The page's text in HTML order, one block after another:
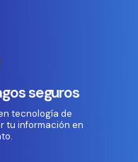
seguros
tecnología de
tu información en